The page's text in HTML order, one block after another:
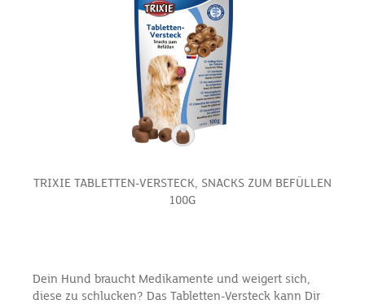
TRIXIE TABLETTEN-VERSTECK, SNACKS ZUM BEFÜLLEN
100G
Dein Hund braucht Medikamente und weigert sich,
diese zu schlucken? Das Tabletten-Versteck kann Dir